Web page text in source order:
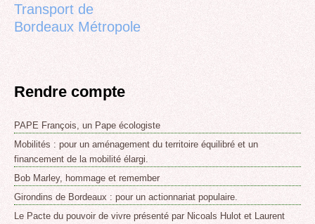
Transport de
Bordeaux Métropole
Rendre compte
PAPE François, un Pape écologiste
Mobilités : pour un aménagement du territoire équilibré et un
financement de la mobilité élargi.
Bob Marley, hommage et remember
Girondins de Bordeaux : pour un actionnariat populaire.
Le Pacte du pouvoir de vivre présenté par Nicoals Hulot et Laurent